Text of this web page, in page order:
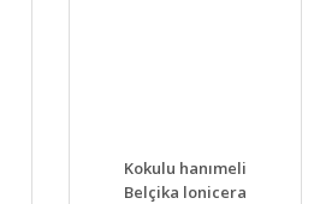
DETAYLAR
VER
Kokulu hanımeli
Belçika lonicera